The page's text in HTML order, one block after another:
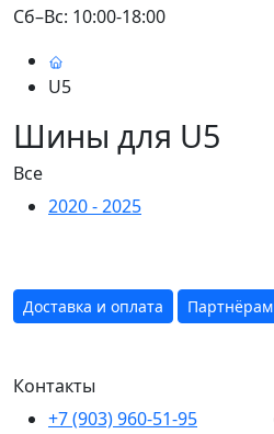
Сб–Вс: 10:00-18:00
U5
Шины для U5
Все
2020 - 2025
Доставка и оплата Партнёрам
Контакты
+7 (903) 960-51-95